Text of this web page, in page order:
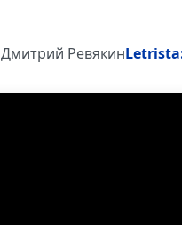
Дмитрий Ревякин